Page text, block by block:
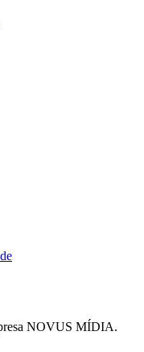
NOVUS MÍDIA.